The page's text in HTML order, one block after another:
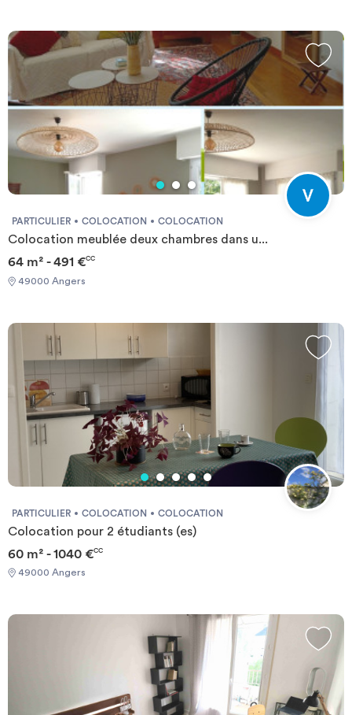
PARTICULIER COLOCATION COLOCATION
Colocation meublée deux chambres dans u...
64 m² - 491 €CC
49000 Angers
PARTICULIER COLOCATION COLOCATION
Colocation pour 2 étudiants (es)
60 m² - 1040 €CC
49000 Angers